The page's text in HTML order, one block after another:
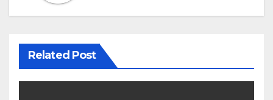
Related Post